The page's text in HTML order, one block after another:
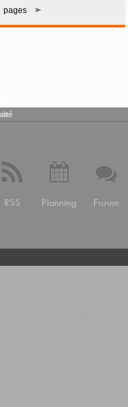
RSS Planning Forum